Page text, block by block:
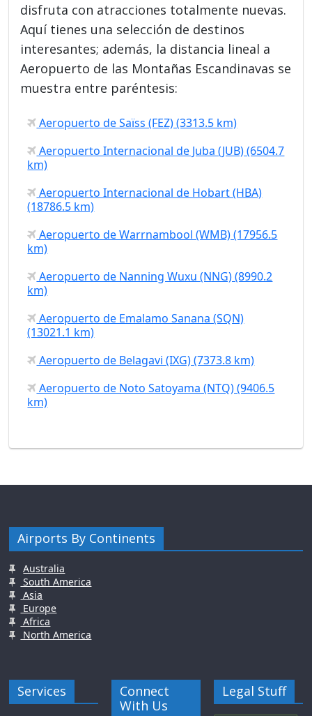
disfruta con atracciones totalmente nuevas.
Aquí tienes una selección de destinos
interesantes; además, la distancia lineal a
Aeropuerto de las Montañas Escandinavas se
muestra entre paréntesis:
Aeropuerto de Saïss (FEZ) (3313.5 km)
Aeropuerto Internacional de Juba (JUB) (6504.7
km)
Aeropuerto Internacional de Hobart (HBA)
(18786.5 km)
Aeropuerto de Warrnambool (WMB) (17956.5
km)
Aeropuerto de Nanning Wuxu (NNG) (8990.2
km)
Aeropuerto de Emalamo Sanana (SQN)
(13021.1 km)
Aeropuerto de Belagavi (IXG) (7373.8 km)
Aeropuerto de Noto Satoyama (NTQ) (9406.5
km)
Airports By Continents
Australia
South America
Asia
Europe
Africa
North America
Services
Connect
With Us
Legal Stuff